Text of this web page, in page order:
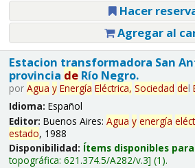
Hacer
Agregar al
Estacion transformadora San
provincia deRío Negro.
por Agua y Energía Eléctrica, Sociedad del
Idioma: Español
Editor: Buenos Aires: Agua y energía
estado, 1988
Disponibilidad: Ítems disponibles
topográfica: 621.374.5/A282/v.3 (1).